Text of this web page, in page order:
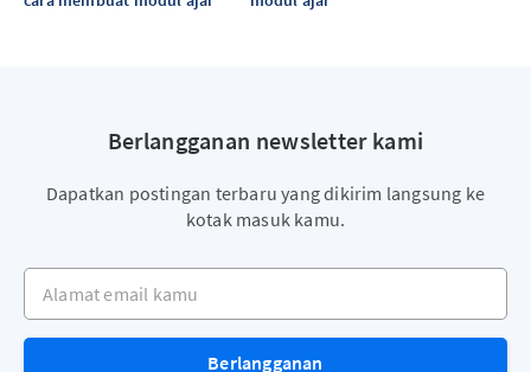
Berlangganan newsletter kami
Dapatkan postingan terbaru yang dikirim langsung ke
kotak masuk kamu.
Alamat email kamu
Berlangganan